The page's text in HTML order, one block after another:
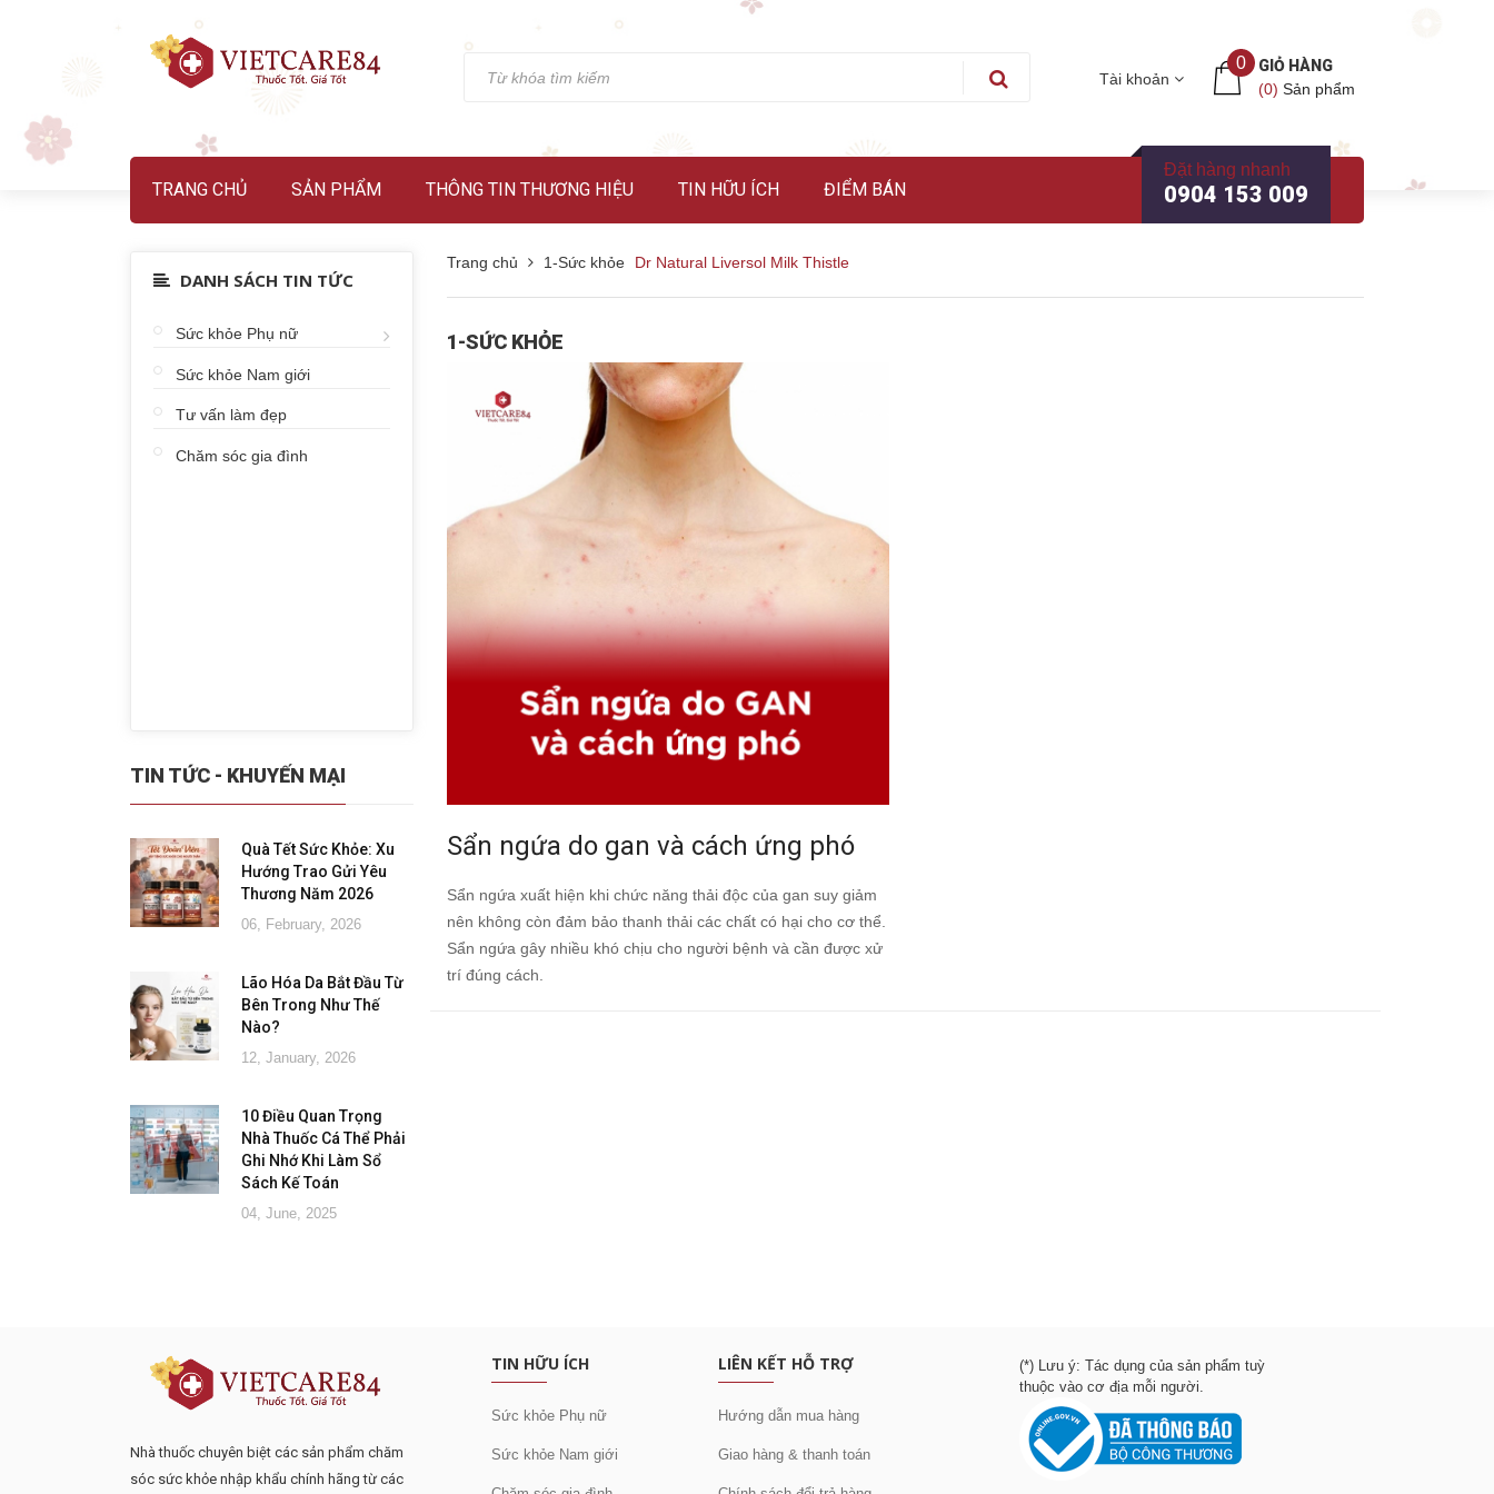
Tài khoản
0
GIỎ HÀNG
(0) Sản phẩm
TRANG CHỦ SẢN PHẨM THÔNG TIN THƯƠNG HIỆU TIN HỮU ÍCH ĐIỂM BÁN
Đặt hàng nhanh
0904 153 009
DANH SÁCH TIN TỨC
Sức khỏe Phụ nữ
Sức khỏe Nam giới
Tư vấn làm đẹp
Chăm sóc gia đình
TIN TỨC - KHUYẾN MẠI
Quà Tết Sức Khỏe: Xu
Hướng Trao Gửi Yêu
Thương Năm 2026
06, February, 2026
Lão Hóa Da Bắt Đầu Từ
Bên Trong Như Thế
Nào?
12, January, 2026
10 Điều Quan Trọng
Nhà Thuốc Cá Thể Phải
Ghi Nhớ Khi Làm Sổ
Sách Kế Toán
04, June, 2025
Trang chủ 1-Sức khỏe Dr Natural Liversol Milk Thistle
1-SỨC KHỎE
Sẩn ngứa do gan và cách ứng phó
Sẩn ngứa xuất hiện khi chức năng thải độc của gan suy giảm
nên không còn đảm bảo thanh thải các chất có hại cho cơ thể.
Sẩn ngứa gây nhiều khó chịu cho người bệnh và cần được xử
trí đúng cách.
Nhà thuốc chuyên biệt các sản phẩm chăm
sóc sức khỏe nhập khẩu chính hãng từ các
TIN HỮU ÍCH
Sức khỏe Phụ nữ
Sức khỏe Nam giới
LIÊN KẾT HỖ TRỢ
Hướng dẫn mua hàng
Giao hàng & thanh toán
(*) Lưu ý: Tác dụng của sản phẩm tuỳ
thuộc vào cơ địa mỗi người.